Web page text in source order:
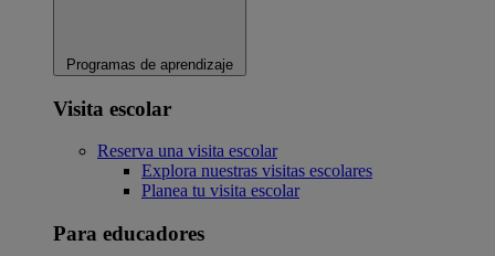
Programas de aprendizaje
Visita escolar
Reserva una visita escolar
Explora nuestras visitas escolares
Planea tu visita escolar
Para educadores